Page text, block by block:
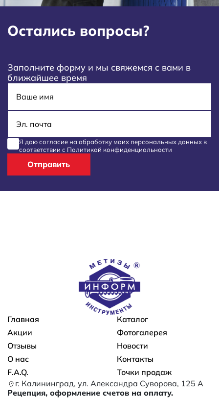
Остались вопросы?
Заполните форму и мы свяжемся с вами в
ближайшее время
Я даю согласие на обработку моих персональных данных в
соответствии с Политикой конфиденциальности
Отправить
Основная навигация
Главная
Каталог
Акции
Фотогалерея
Отзывы
Новости
О нас
Контакты
F.A.Q.
Точки продаж
г. Калининград, ул. Александра Суворова, 125 А
Рецепция, оформление счетов на оплату.